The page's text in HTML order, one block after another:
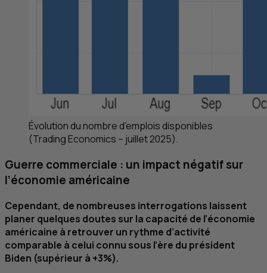
Évolution du nombre d’emplois disponibles
(Trading Economics – juillet 2025).
Guerre commerciale : un impact négatif sur
l’économie américaine
Cependant, de nombreuses interrogations laissent
planer quelques doutes sur la capacité de l’économie
américaine à retrouver un rythme d’activité
comparable à celui connu sous l’ère du président
Biden (supérieur à +3%).